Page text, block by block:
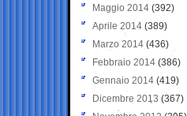
Maggio 2014 (392)
Aprile 2014 (389)
Marzo 2014 (436)
Febbraio 2014 (386)
Gennaio 2014 (419)
Dicembre 2013 (367)